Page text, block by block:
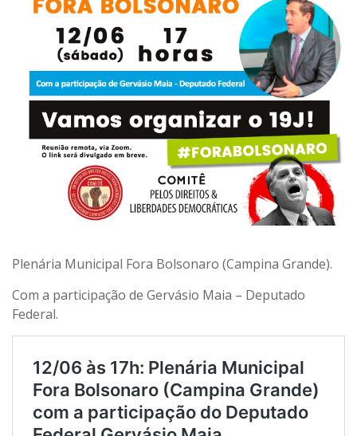
Plenária Municipal Fora Bolsonaro (Campina Grande).
Com a participação de Gervásio Maia – Deputado
Federal.